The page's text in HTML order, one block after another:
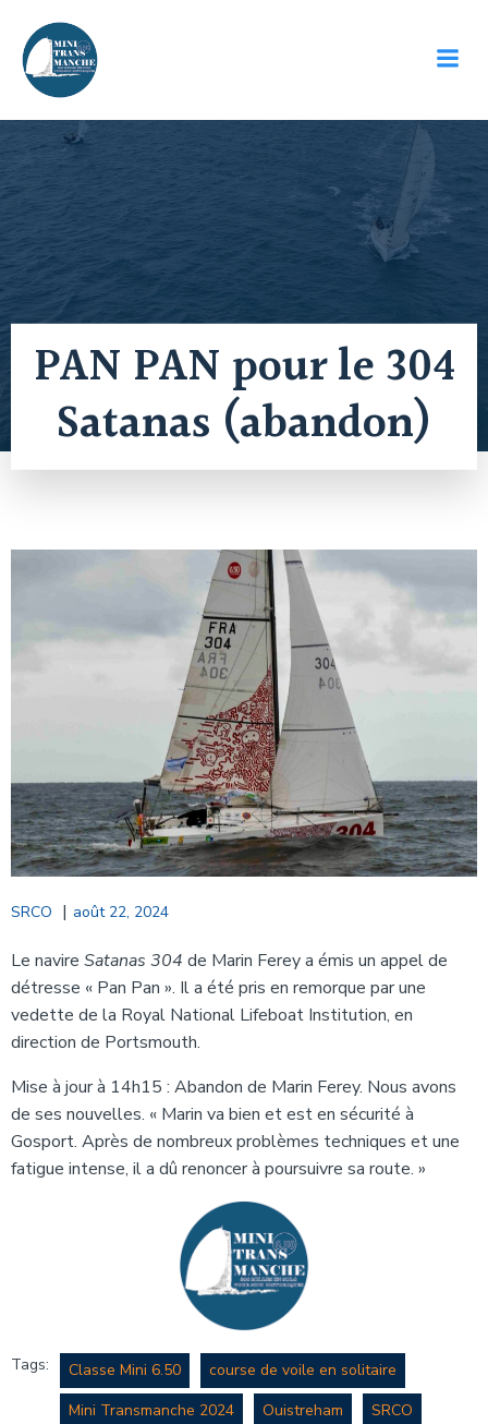
PAN PAN pour le 304
Satanas (abandon)
SRCO | août 22, 2024
Le navire Satanas 304 de Marin Ferey a émis un appel de
détresse « Pan Pan ». Il a été pris en remorque par une
vedette de la Royal National Lifeboat Institution, en
direction de Portsmouth.
Mise à jour à 14h15 : Abandon de Marin Ferey. Nous avons
de ses nouvelles. « Marin va bien et est en sécurité à
Gosport. Après de nombreux problèmes techniques et une
fatigue intense, il a dû renoncer à poursuivre sa route. »
Tags: Classe Mini 6.50
course de voile en solitaire
Mini Transmanche 2024
Ouistreham SRCO